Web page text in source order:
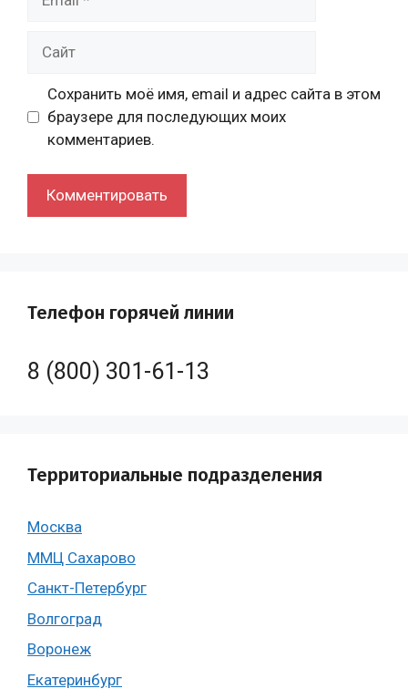
Сохранить моё имя, email и адрес сайта в этом
браузере для последующих моих
комментариев.
Телефон горячей линии
8 (800) 301-61-13
Территориальные подразделения
Москва
ММЦ Сахарово
Санкт-Петербург
Волгоград
Воронеж
Екатеринбург